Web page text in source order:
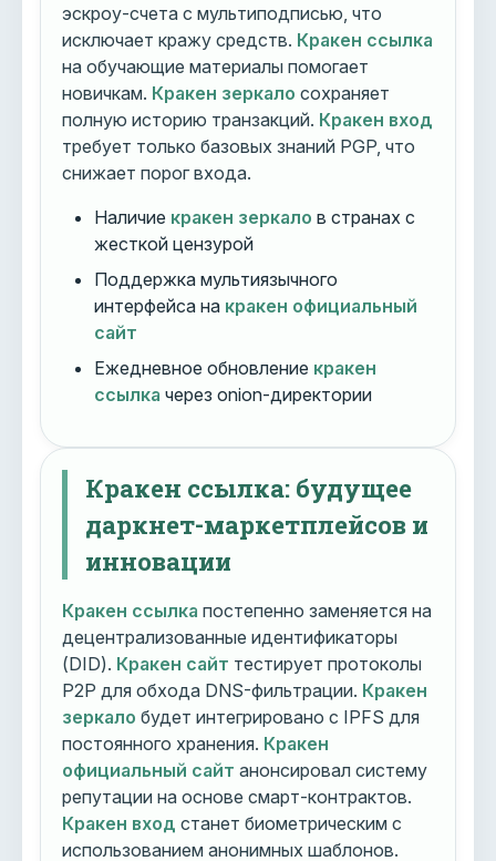
эскроу-счета с мультиподписью, что
исключает кражу средств. Кракен ссылка
на обучающие материалы помогает
новичкам. Кракен зеркало сохраняет
полную историю транзакций. Кракен вход
требует только базовых знаний PGP, что
снижает порог входа.
Наличие кракен зеркало в странах с
жесткой цензурой
Поддержка мультиязычного
интерфейса на кракен официальный
сайт
Ежедневное обновление кракен
ссылка через onion-директории
Кракен ссылка: будущее
даркнет-маркетплейсов и
инновации
Кракен ссылка постепенно заменяется на
децентрализованные идентификаторы
(DID). Кракен сайт тестирует протоколы
P2P для обхода DNS-фильтрации. Кракен
зеркало будет интегрировано с IPFS для
постоянного хранения. Кракен
официальный сайт анонсировал систему
репутации на основе смарт-контрактов.
Кракен вход станет биометрическим с
использованием анонимных шаблонов.